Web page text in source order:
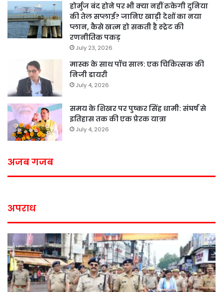
होर्मुज बंद होने पर भी क्या नहीं रुकेगी दुनिया
की तेल सप्लाई? जानिए खाड़ी देशों का नया
प्लान, कैसे खत्म हो सकती है स्ट्रेट की
रणनीतिक पकड़
July 23, 2026
मास्क के साथ पॉच साल: एक चिकित्सक की
निजी डायरी
July 4, 2026
समय के शिखर पर पुष्कर सिंह धामी: संघर्ष से
इतिहास तक की एक प्रेरक यात्रा
July 4, 2026
अजब गजब
अपराध